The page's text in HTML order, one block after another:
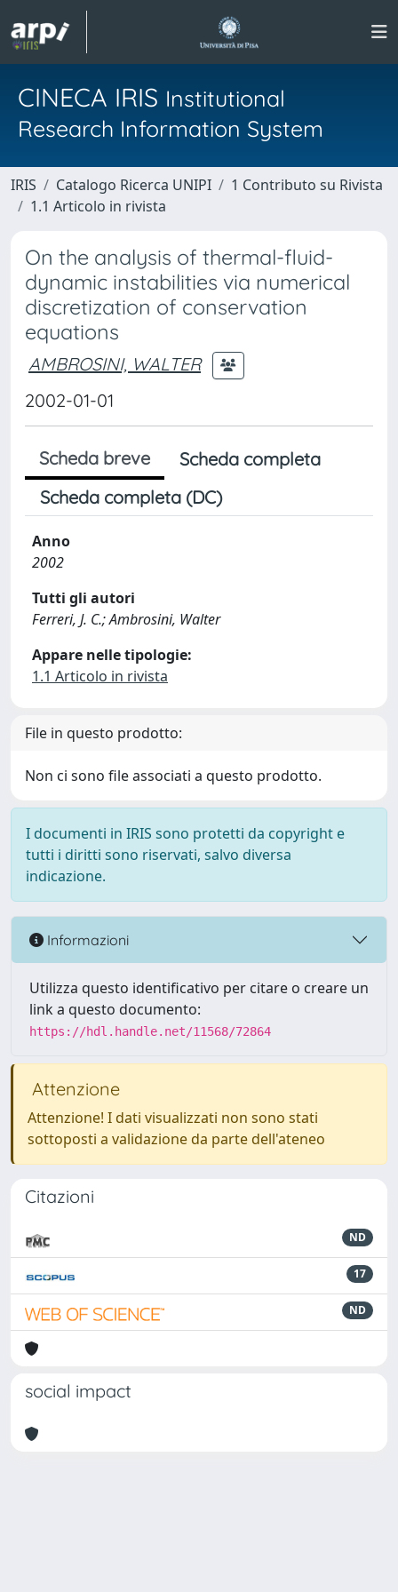
CINECA IRIS Institutional
Research Information System
IRIS Catalogo Ricerca UNIPI
1 Contributo su Rivista
1.1 Articolo in rivista
On the analysis of thermal-fluid-
dynamic instabilities via numerical
discretization of conservation
equations
AMBROSINI, WALTER
2002-01-01
Scheda breve
Scheda completa
Scheda completa (DC)
Anno
2002
Tutti gli autori
Ferreri, J. C.; Ambrosini, Walter
Appare nelle tipologie:
1.1 Articolo in rivista
File in questo prodotto:
Non ci sono file associati a questo prodotto.
I documenti in IRIS sono protetti da copyright e
tutti i diritti sono riservati, salvo diversa
indicazione.
Informazioni
Utilizza questo identificativo per citare o creare un
link a questo documento:
https://hdl.handle.net/11568/72864
Attenzione
Attenzione! I dati visualizzati non sono stati
sottoposti a validazione da parte dell'ateneo
Citazioni
ND
17
ND
social impact